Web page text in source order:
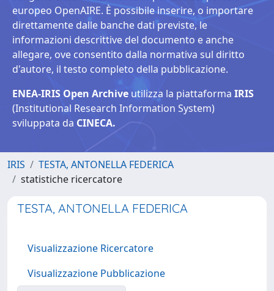
europeo OpenAIRE. È possibile inserire, o importare
direttamente dalle banche dati previste, le
informazioni descrittive del documento e anche
allegare, ove consentito dalla normativa sul diritto
d'autore, il testo completo della pubblicazione.
ENEA-IRIS Open Archive utilizza la piattaforma IRIS
(Institutional Research Information System)
sviluppata da CINECA.
IRIS
TESTA, ANTONELLA FEDERICA
statistiche ricercatore
TESTA, ANTONELLA FEDERICA
Visualizzazione Ricercatore
Visualizzazione Pubblicazione